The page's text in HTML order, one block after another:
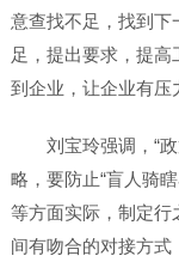
意查找不足，找到下
足，提出要求，提
到企业，让企业有压
刘宝玲强调，“
略，要防止“盲人骑
等方面实际，制定行
间有吻合的对接方